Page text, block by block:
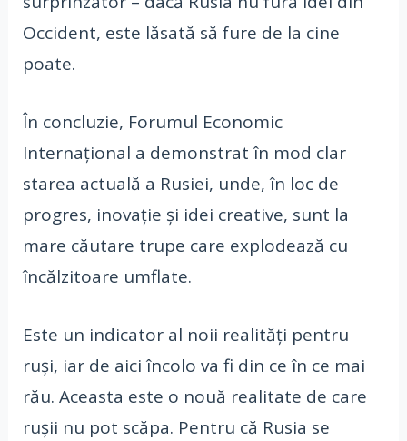
Occident, este lăsată să fure de la cine
poate.
În concluzie, Forumul Economic
Internațional a demonstrat în mod clar
starea actuală a Rusiei, unde, în loc de
progres, inovație și idei creative, sunt la
mare căutare trupe care explodează cu
încălzitoare umflate.
Este un indicator al noii realități pentru
ruși, iar de aici încolo va fi din ce în ce mai
rău. Aceasta este o nouă realitate de care
rușii nu pot scăpa. Pentru că Rusia se